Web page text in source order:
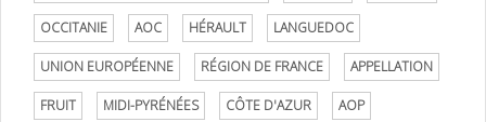
OCCITANIE AOC HÉRAULT LANGUEDOC
UNION EUROPÉENNE RÉGION DE FRANCE APPELLATION
FRUIT MIDI-PYRÉNÉES CÔTE D'AZUR AOP